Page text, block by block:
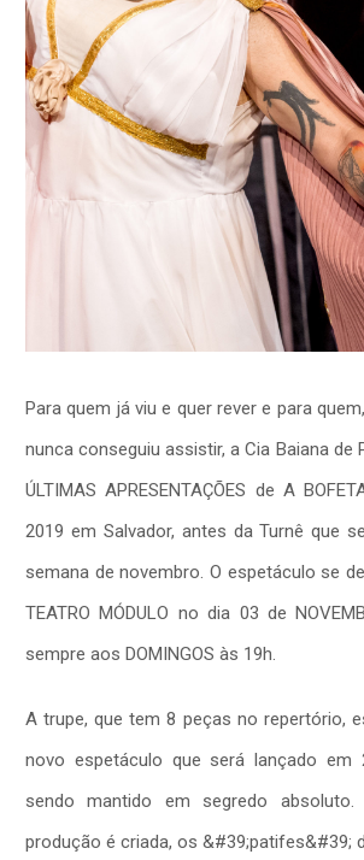
Para quem já viu e quer rever e para
nunca conseguiu assistir, a Cia Baiana de
ÚLTIMAS APRESENTAÇÕES de A
2019 em Salvador, antes da Turnê que
semana de novembro. O espetáculo se
TEATRO MÓDULO no dia 03 de
sempre aos DOMINGOS às 19h.
A trupe, que tem 8 peças no repertório,
novo espetáculo que será lançado em
sendo mantido em segredo
produção é criada, os &#39;patifes&#39;